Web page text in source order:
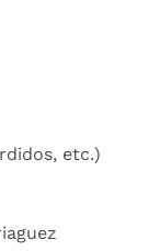
etc.)